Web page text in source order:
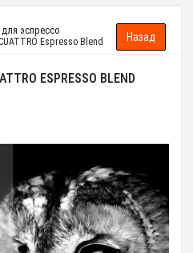
эспрессо
Espresso Blend
ESPRESSO BLEND